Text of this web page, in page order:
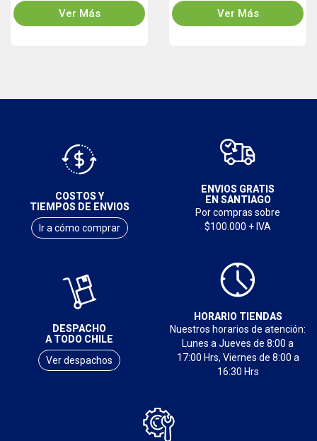
Ver Más Ver Más
COSTOS Y
TIEMPOS DE ENVIOS
Ir a cómo comprar
ENVIOS GRATIS
EN SANTIAGO
Por compras sobre
$100.000 + IVA
DESPACHO
A TODO CHILE
Ver despachos
HORARIO TIENDAS
Nuestros horarios de atención:
Lunes a Jueves de 8:00 a
17:00 Hrs, Viernes de 8:00 a
16:30 Hrs